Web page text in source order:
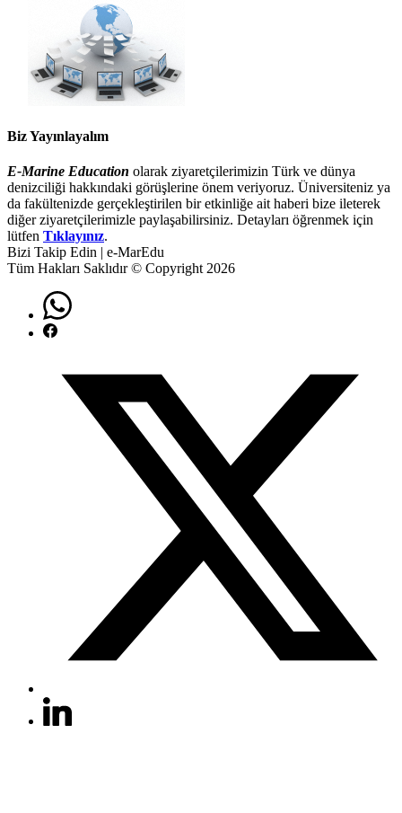
Biz Yayınlayalım
E-Marine Education olarak ziyaretçilerimizin Türk ve dünya
denizciliği hakkındaki görüşlerine önem veriyoruz. Üniversiteniz ya
da fakültenizde gerçekleştirilen bir etkinliğe ait haberi bize ileterek
diğer ziyaretçilerimizle paylaşabilirsiniz. Detayları öğrenmek için
lütfen Tıklayınız.
Bizi Takip Edin | e-MarEdu
Tüm Hakları Saklıdır © Copyright 2026